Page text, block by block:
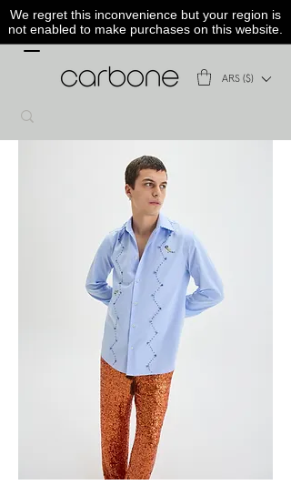
We regret this inconvenience but your region is
not enabled to make purchases on this website.
ARS ($)